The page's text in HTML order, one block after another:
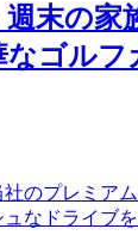
末の家
なゴルフ